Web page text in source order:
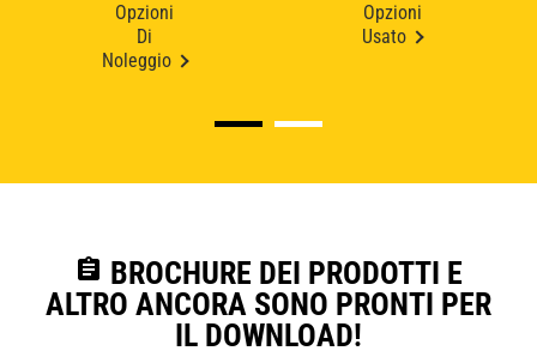
Opzioni
Di
Noleggio
Opzioni
Usato
assignment BROCHURE DEI PRODOTTI E
ALTRO ANCORA SONO PRONTI PER
IL DOWNLOAD!